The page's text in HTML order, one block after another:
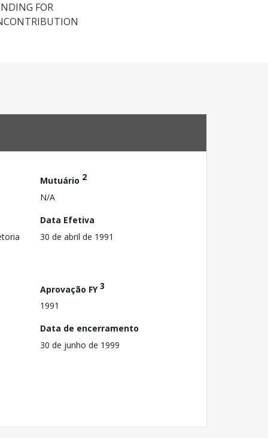
FOR
Mutuário 2
N/A
Data Efetiva
30 de abril de 1991
Aprovação FY3
1991
Data de encerramento
30 de junho de 1999